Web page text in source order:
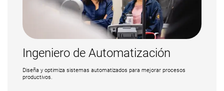
Ingeniero de Automatización
Diseña y optimiza sistemas automatizados para mejorar procesos
productivos.